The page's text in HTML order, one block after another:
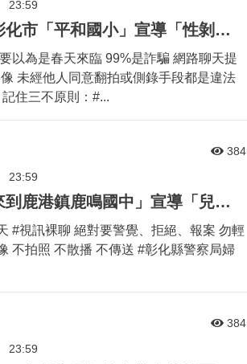
23:59
婦幼安全宣導列車來到彰化市「平和國小」宣導「性剝削」相關議題
以為是春天來臨 99%是詐騙 網路聊天提
未經他人同意翻拍或側錄手段都是違法
住三不原則：#...
384
23:59
暑期婦幼安全宣導列車來到鹿港鎮鹿鳴國中」宣導「兒少性剝削」相關議題
#視訊裸聊 絕對要警覺、拒絕、報案 勿輕
不拍照 不散播 不傳送 #彰化縣警察局婦
384
23:59